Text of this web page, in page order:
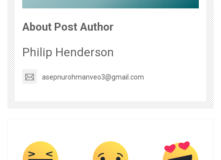
About Post Author
Philip Henderson
asepnurohmanveo3@gmail.com